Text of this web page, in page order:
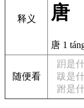
释义 唐
唐 1
随便看
跀是
跋是
跗是